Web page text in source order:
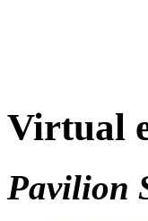
Virtual
Pavilion